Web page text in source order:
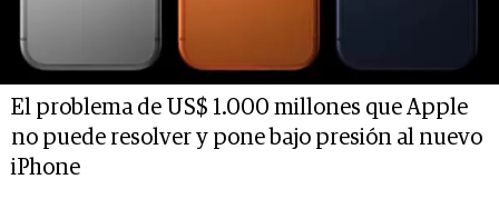
El problema de US$ 1.000 millones que Apple
no puede resolver y pone bajo presión al nuevo
iPhone